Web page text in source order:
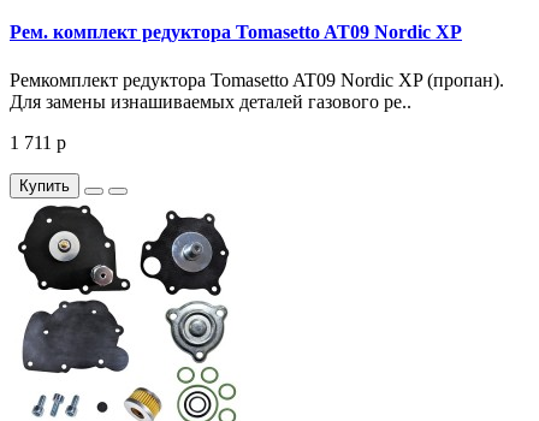
Рем. комплект редуктора Tomasetto AT09 Nordic XP
Ремкомплект редуктора Tomasetto AT09 Nordic XP (пропан).
Для замены изнашиваемых деталей газового ре..
1 711 р
Купить